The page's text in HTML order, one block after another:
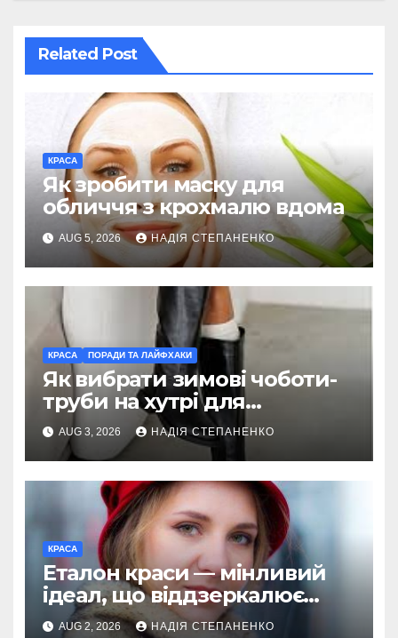
Related Post
КРАСА
Як зробити маску для
обличчя з крохмалю вдома
AUG 5, 2026 НАДІЯ СТЕПАНЕНКО
КРАСА ПОРАДИ ТА ЛАЙФХАКИ
Як вибрати зимові чоботи-
труби на хутрі для
українських зим
AUG 3, 2026 НАДІЯ СТЕПАНЕНКО
КРАСА
Еталон краси — мінливий
ідеал, що віддзеркалює
епоху
AUG 2, 2026 НАДІЯ СТЕПАНЕНКО